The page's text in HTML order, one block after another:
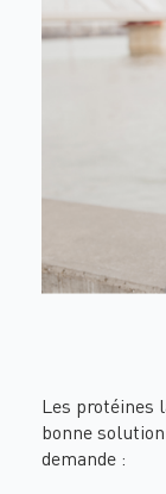
Les protéines
bonne
demande :